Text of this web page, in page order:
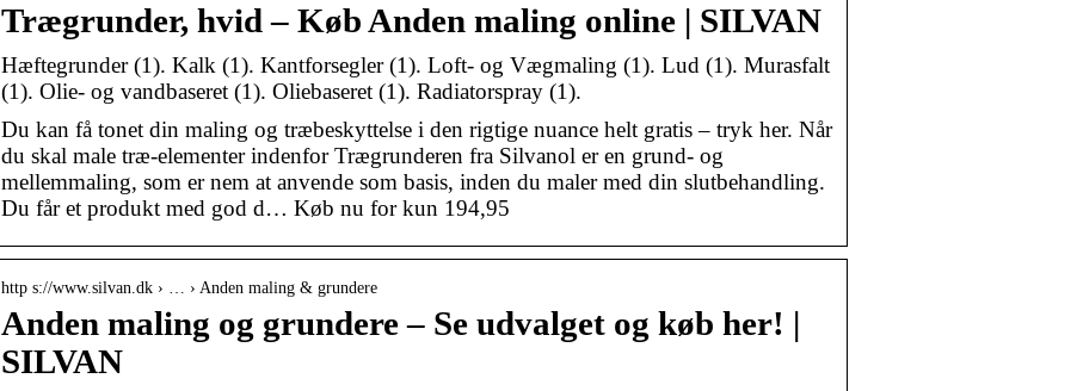
Trægrunder, hvid – Køb Anden maling online | SILVAN
Hæftegrunder (1). Kalk (1). Kantforsegler (1). Loft- og Vægmaling (1). Lud (1). Murasfalt
(1). Olie- og vandbaseret (1). Oliebaseret (1). Radiatorspray (1).
Du kan få tonet din maling og træbeskyttelse i den rigtige nuance helt gratis – tryk her. Når
du skal male træ-elementer indenfor Trægrunderen fra Silvanol er en grund- og
mellemmaling, som er nem at anvende som basis, inden du maler med din slutbehandling.
Du får et produkt med god d… Køb nu for kun 194,95
http s://www.silvan.dk › … › Anden maling & grundere
Anden maling og grundere – Se udvalget og køb her! |
SILVAN